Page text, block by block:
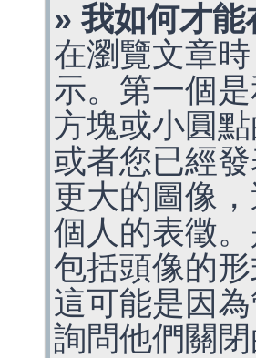
» 我如何才
在瀏覽文章
示。第一個
方塊或小圓
或者您已經
更大的圖像
個人的表徵
包括頭像的
這可能是因
詢問他們關閉